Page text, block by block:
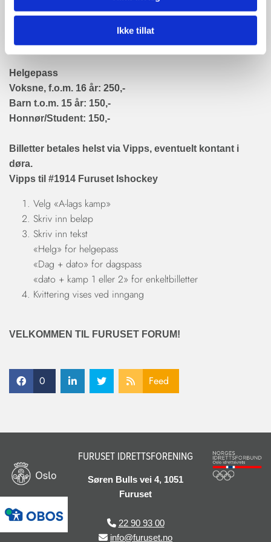
Ikke tillat
Voksne, f.o.m. 16 år: 150,-
Honnør/Student: 75,-
Helgepass
Voksne, f.o.m. 16 år: 250,-
Barn t.o.m. 15 år: 150,-
Honnør/Student: 150,-
Billetter betales helst via Vipps, eventuelt kontant i
døra.
Vipps til #1914 Furuset Ishockey
Velg «A-lags kamp»
Skriv inn beløp
Skriv inn tekst
«Helg» for helgepass
«Dag + dato» for dagspass
«dato + kamp 1 eller 2» for enkeltbilletter
Kvittering vises ved inngang
VELKOMMEN TIL FURUSET FORUM!
0 Feed
FURUSET IDRETTSFORENING
Søren Bulls vei 4, 1051
Furuset
 22 90 93 00
 info@furuset.no